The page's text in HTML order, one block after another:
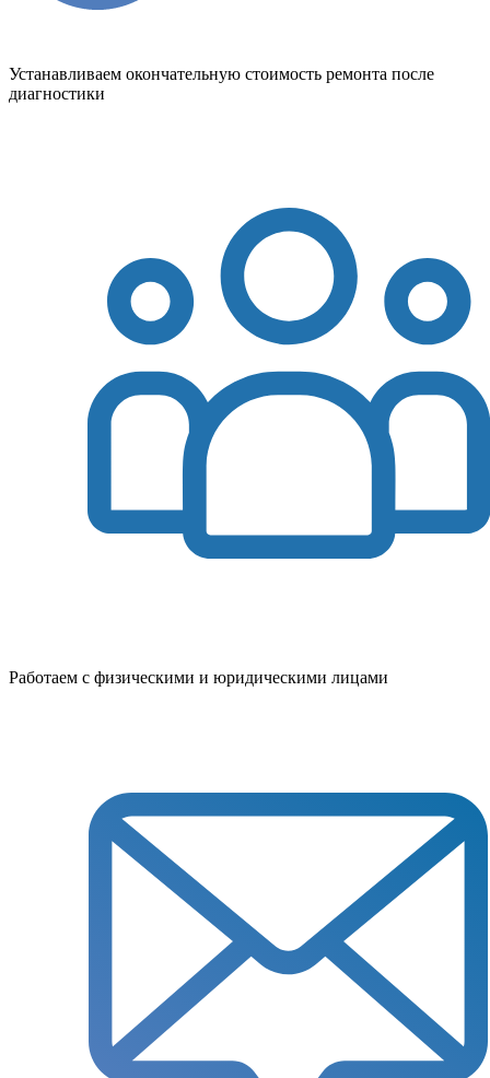
Устанавливаем окончательную стоимость ремонта после
диагностики
Работаем с физическими и юридическими лицами